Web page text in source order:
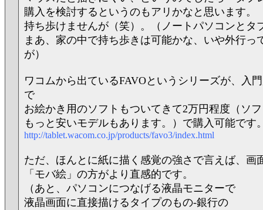
購入を検討するというのもアリかなと思います。
持ち歩けませんが（笑）。（ノートパソコンとタ
まあ、家の中で持ち歩きは可能かな、いや外行っ
が）
ワコムから出ているFAVOというシリーズが、入
で
お絵かき用のソフトもついてきて2万円程度（ソ
もっと安いモデルもあります。）で購入可能です
http://tablet.wacom.co.jp/products/favo3/index.html
ただ、ほんとに紙に描く感覚の強さで言えば、画
「モバ絵」の方がより直感的です。
（あと、パソコンにつなげる液晶モニターで
液晶画面に直接描けるタイプのもの‐銀行の